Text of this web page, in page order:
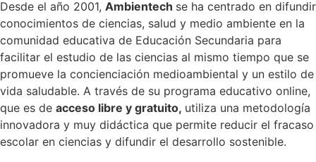
Desde el año 2001, Ambientech se ha centrado en difundir
conocimientos de ciencias, salud y medio ambiente en la
comunidad educativa de Educación Secundaria para
facilitar el estudio de las ciencias al mismo tiempo que se
promueve la concienciación medioambiental y un estilo de
vida saludable. A través de su programa educativo online,
que es de acceso libre y gratuito, utiliza una metodología
innovadora y muy didáctica que permite reducir el fracaso
escolar en ciencias y difundir el desarrollo sostenible.